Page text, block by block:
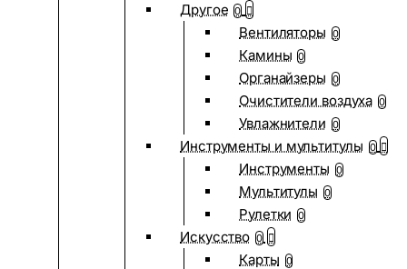
Другое 0
Вентиляторы 0
Камины 0
Органайзеры 0
Очистители воздуха 0
Увлажнители 0
Инструменты и мультитулы 0
Инструменты 0
Мультитулы 0
Рулетки 0
Искусство 0
Карты 0